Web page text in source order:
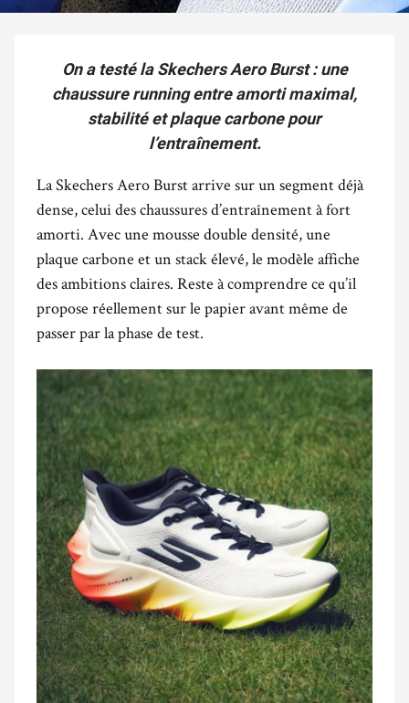
On a testé la Skechers Aero Burst : une
chaussure running entre amorti maximal,
stabilité et plaque carbone pour
l’entraînement.
La Skechers Aero Burst arrive sur un segment déjà
dense, celui des chaussures d’entraînement à fort
amorti. Avec une mousse double densité, une
plaque carbone et un stack élevé, le modèle affiche
des ambitions claires. Reste à comprendre ce qu’il
propose réellement sur le papier avant même de
passer par la phase de test.